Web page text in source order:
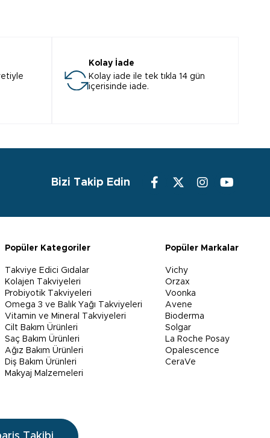
Kolay İade
Kolay iade ile tek tıkla 14 gün
içerisinde iade.
Bizi Takip Edin
Popüler Kategoriler
Takviye Edici Gıdalar
Kolajen Takviyeleri
Probiyotik Takviyeleri
Omega 3 ve Balık Yağı Takviyeleri
Vitamin ve Mineral Takviyeleri
Cilt Bakım Ürünleri
Saç Bakım Ürünleri
Ağız Bakım Ürünleri
Diş Bakım Ürünleri
Makyaj Malzemeleri
Popüler Markalar
Vichy
Orzax
Voonka
Avene
Bioderma
Solgar
La Roche Posay
Opalescence
CeraVe